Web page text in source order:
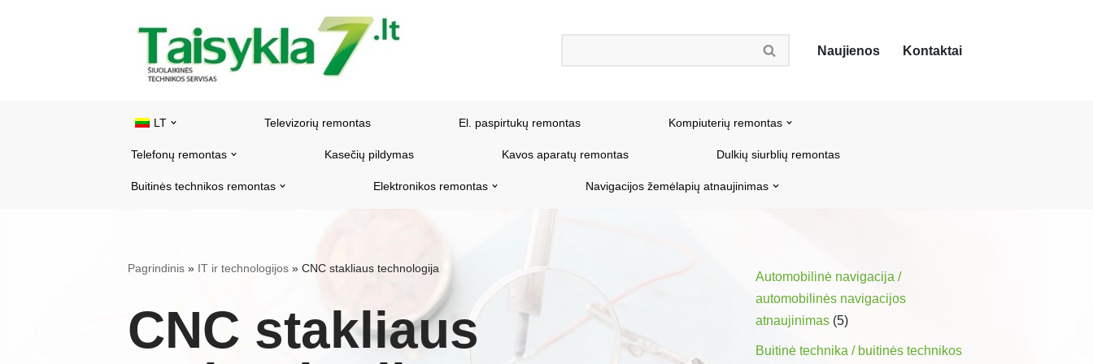
Naujienos Kontaktai
LT Televizorių remontas El. paspirtukų remontas Kompiuterių remontas
Telefonų remontas Kasečių pildymas Kavos aparatų remontas Dulkių siurblių remontas
Buitinės technikos remontas Elektronikos remontas Navigacijos žemėlapių atnaujinimas
Pagrindinis » IT ir technologijos » CNC stakliaus technologija
CNC stakliaus
Automobilinė navigacija /
automobilinės navigacijos
atnaujinimas (5)
Buitinė technika / buitinės technikos